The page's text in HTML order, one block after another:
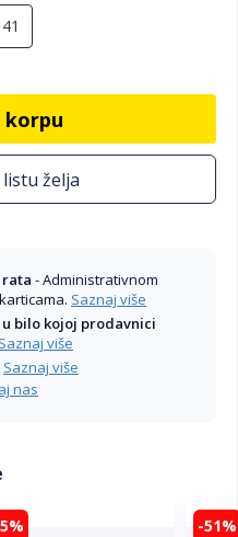
41
korpu
želja
rata - Administrativnom
Saznaj više
bilo kojoj prodavnici
Saznaj više
Saznaj više
nas
-51%